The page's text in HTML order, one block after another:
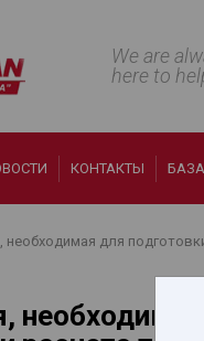
We are
here to
КОНТАКТЫ
для